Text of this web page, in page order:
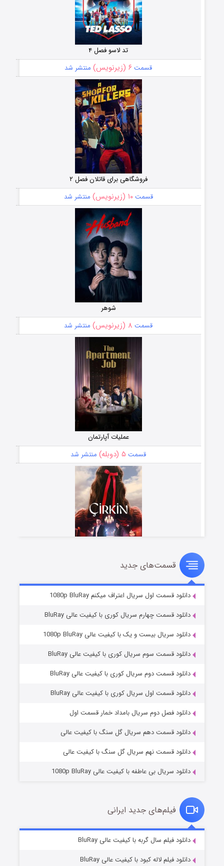
تد لاسو فصل ۴
قسمت ۶ (زیرنویس) منتشر شد
فروشگاهی برای قاتلان فصل ۲
قسمت۱۰ (زیرنویس) منتشر شد
شوهر
قسمت ۸ (زیرنویس) منتشر شد
عملیات آپارتمان
قسمت ۵ (دوبله) منتشر شد
سریال زشت
قسمت۲ (زیرنویس) منتشر شد
مردگان متحرک: شهر مرده ۳
قسمت۲ (زیرنویس) منتشر شد
قسمت۷ (زیرنویس) منتشر شد
قسمت‌های جدید
دانلود قسمت اول سریال اعتراف میکنم 1080p BluRay
دانلود قسمت چهارم سریال کوری با کیفیت عالی BluRay
دانلود سریال بیست و یک با کیفیت عالی 1080p BluRay
دانلود قسمت سوم سریال کوری با کیفیت عالی BluRay
دانلود قسمت دوم سریال کوری با کیفیت عالی BluRay
دانلود قسمت اول سریال کوری با کیفیت عالی BluRay
دانلود فصل دوم سریال بامداد خمار قسمت اول
دانلود قسمت دهم سریال گل سنگ با کیفیت عالی
دانلود قسمت نهم سریال گل سنگ با کیفیت عالی
دانلود سریال بی عاطفه با کیفیت عالی 1080p BluRay
فیلم‌های جدید ایرانی
دانلود فیلم سال گربه با کیفیت عالی BluRay
دانلود فیلم لاله کبود با کیفیت عالی BluRay